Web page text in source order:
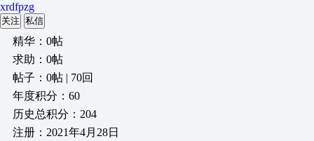
xrdfpzg
关注 私信
精华：0帖
求助：0帖
帖子：0帖 | 70回
年度积分：60
历史总积分：204
注册：2021年4月28日